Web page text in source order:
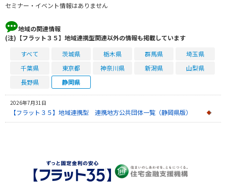
セミナー・イベント情報はありません
地域の関連情報
(注)【フラット３５】地域連携型関連以外の情報も掲載しています
すべて
茨城県 栃木県 群馬県
埼玉県
千葉県
東京都 神奈川県 新潟県
山梨県
長野県
静岡県
2026年7月31日
【フラット３５】地域連携型 連携地方公共団体一覧（静岡県版）